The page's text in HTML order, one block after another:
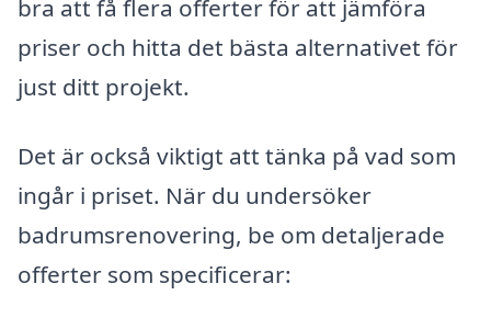
bra att få flera offerter för att jämföra
priser och hitta det bästa alternativet för
just ditt projekt.
Det är också viktigt att tänka på vad som
ingår i priset. När du undersöker
badrumsrenovering, be om detaljerade
offerter som specificerar: